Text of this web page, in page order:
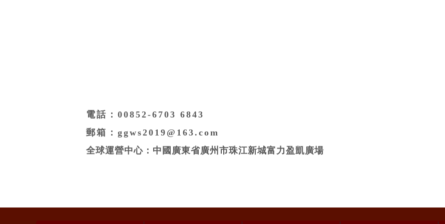
電話：00852-6703 6843
郵箱：ggws2019@163.com
全球運營中心：中國廣東省廣州市珠江新城富力盈凱廣場